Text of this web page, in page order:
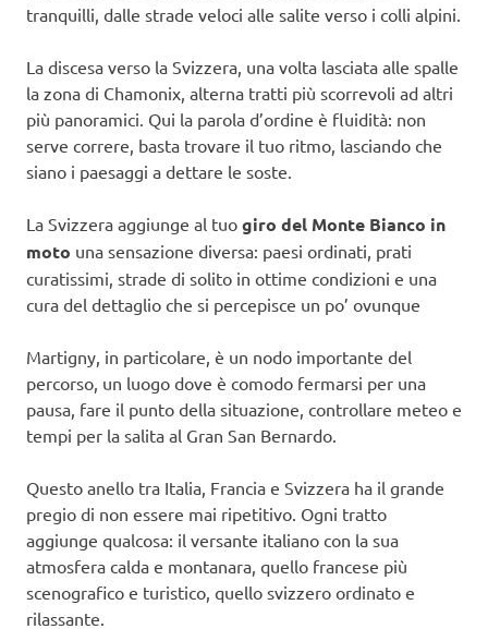
tranquilli, dalle strade veloci alle salite verso i colli alpini.
La discesa verso la Svizzera, una volta lasciata alle spalle
la zona di Chamonix, alterna tratti più scorrevoli ad altri
più panoramici. Qui la parola d’ordine è fluidità: non
serve correre, basta trovare il tuo ritmo, lasciando che
siano i paesaggi a dettare le soste.
La Svizzera aggiunge al tuo giro del Monte Bianco in
moto una sensazione diversa: paesi ordinati, prati
curatissimi, strade di solito in ottime condizioni e una
cura del dettaglio che si percepisce un po’ ovunque
Martigny, in particolare, è un nodo importante del
percorso, un luogo dove è comodo fermarsi per una
pausa, fare il punto della situazione, controllare meteo e
tempi per la salita al Gran San Bernardo.
Questo anello tra Italia, Francia e Svizzera ha il grande
pregio di non essere mai ripetitivo. Ogni tratto
aggiunge qualcosa: il versante italiano con la sua
atmosfera calda e montanara, quello francese più
scenografico e turistico, quello svizzero ordinato e
rilassante.